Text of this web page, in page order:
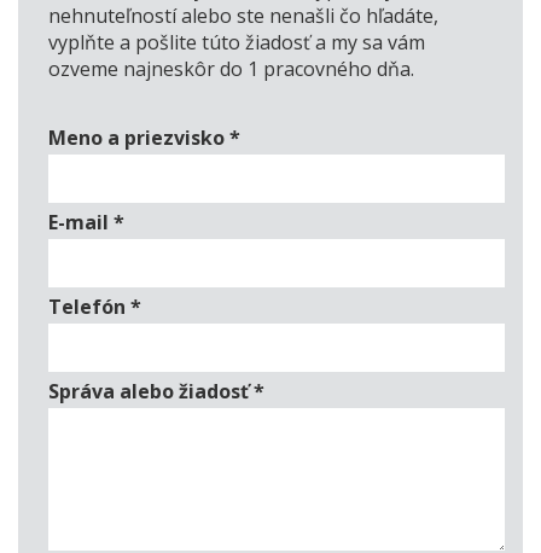
nehnuteľností alebo ste nenašli čo hľadáte,
vyplňte a pošlite túto žiadosť a my sa vám
ozveme najneskôr do 1 pracovného dňa.
Meno a priezvisko*
E-mail *
Telefón *
Správa alebo žiadosť*